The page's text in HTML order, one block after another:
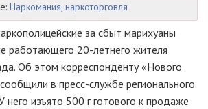
Наркомания, наркоторговля
за сбыт марихуаны
работающего 20-летнего жителя
Об этом корреспонденту «Нового
в пресс-службе регионального
изъято 500 г готового к продаже